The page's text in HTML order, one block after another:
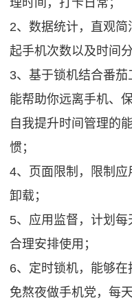
2、数据统计，直观
起手机次数以及时间分
3、基于锁机结合番
能帮助你远离手机、
自我提升时间管理的
惯；
4、页面限制，限制
卸载；
5、应用监督，计划
合理安排使用；
6、定时锁机，能够
免熬夜做手机党，每